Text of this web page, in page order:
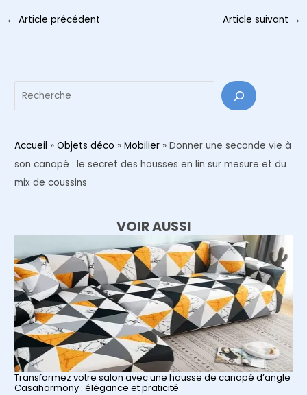
Navigation
← Article précédent Article suivant →
Accueil » Objets déco » Mobilier » Donner une seconde vie à
son canapé : le secret des housses en lin sur mesure et du
mix de coussins
VOIR AUSSI
Transformez votre salon avec une housse de canapé d’angle
Casaharmony : élégance et praticité